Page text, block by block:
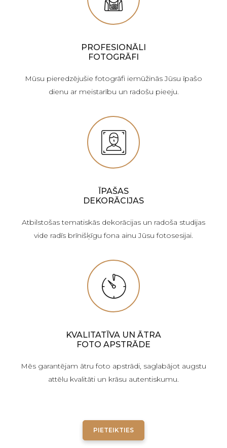
PROFESIONĀLI
FOTOGRĀFI
Mūsu pieredzējušie fotogrāfi iemūžinās Jūsu īpašo
dienu ar meistarību un radošu pieeju.
ĪPAŠAS
DEKORĀCIJAS
Atbilstošas tematiskās dekorācijas un radoša studijas
vide radīs brīnišķīgu fona ainu Jūsu fotosesijai.
KVALITATĪVA UN ĀTRA
FOTO APSTRĀDE
Mēs garantējam ātru foto apstrādi, saglabājot augstu
attēlu kvalitāti un krāsu autentiskumu.
PIETEIKTIES